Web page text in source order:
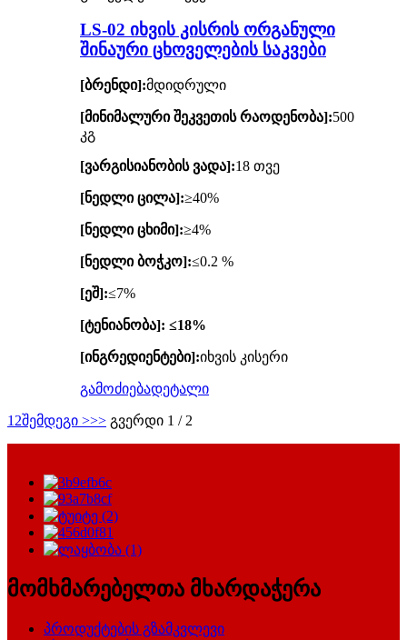
LS-02 იხვის კისრის ორგანული
შინაური ცხოველების საკვები
[ბრენდი]:მდიდრული
[მინიმალური შეკვეთის რაოდენობა]:500
კგ
[ვარგისიანობის ვადა]:18 თვე
[ნედლი ცილა]:≥40%
[ნედლი ცხიმი]:≥4%
[ნედლი ბოჭკო]:≤0.2 %
[ეშ]:≤7%
[ტენიანობა]: ≤18%
[ინგრედიენტები]:იხვის კისერი
გამოძიებადეტალი
1 2შემდეგი >>> გვერდი 1 / 2
მომხმარებელთა მხარდაჭერა
პროდუქტების გზამკვლევი